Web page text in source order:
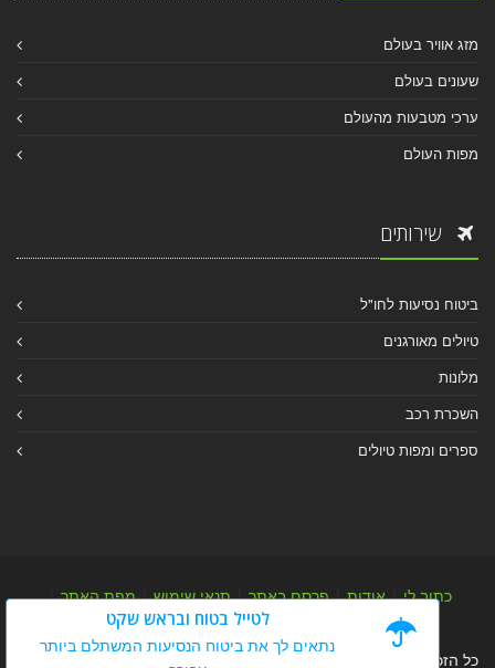
מזג אוויר בעולם
שעונים בעולם
ערכי מטבעות מהעולם
מפות העולם
שירותים
ביטוח נסיעות לחו"ל
טיולים מאורגנים
מלונות
השכרת רכב
ספרים ומפות טיולים
כתוב לי|אודות|פרסם באתר|תנאי שימוש|מפת האתר|
מפת אלבום|מפת מאמרי מידע
כל הזכויות שמורות לערן יהב © 2004-2026
לטייל בטוח ובראש שקט
נתאים לך את ביטוח הנסיעות המשתלם ביותר